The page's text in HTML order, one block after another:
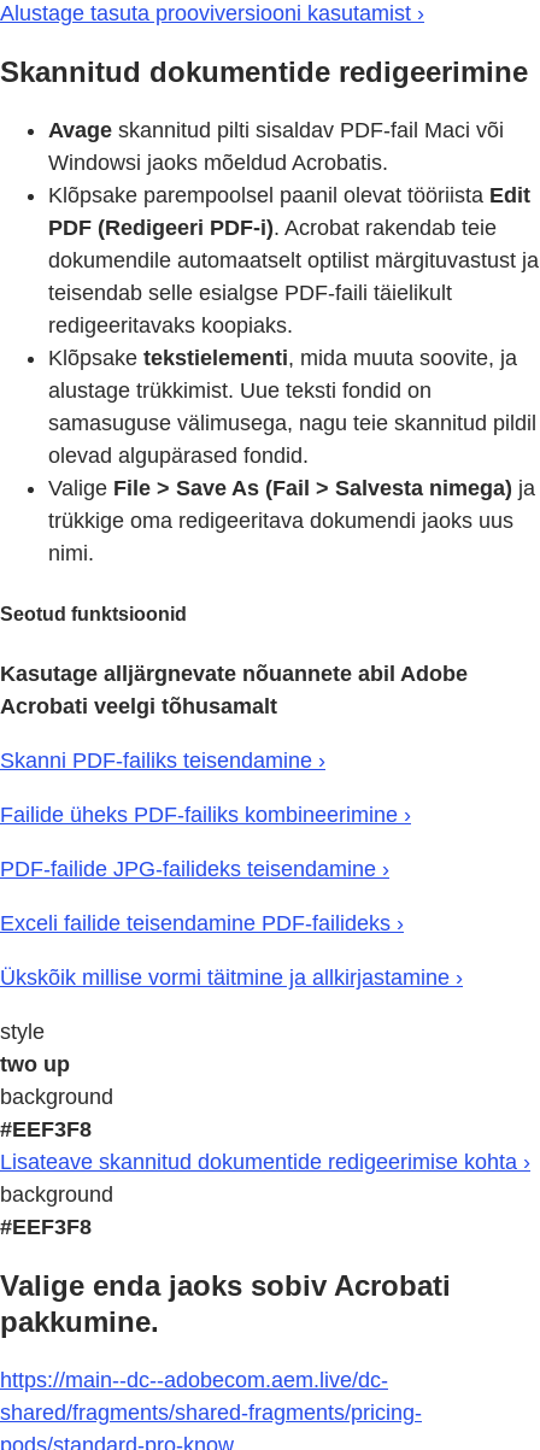
Alustage tasuta prooviversiooni kasutamist ›
Skannitud dokumentide redigeerimine
Avage skannitud pilti sisaldav PDF-fail Maci või
Windowsi jaoks mõeldud Acrobatis.
Klõpsake parempoolsel paanil olevat tööriista Edit
PDF (Redigeeri PDF-i). Acrobat rakendab teie
dokumendile automaatselt optilist märgituvastust ja
teisendab selle esialgse PDF-faili täielikult
redigeeritavaks koopiaks.
Klõpsake tekstielementi, mida muuta soovite, ja
alustage trükkimist. Uue teksti fondid on
samasuguse välimusega, nagu teie skannitud pildil
olevad algupärased fondid.
Valige File > Save As (Fail > Salvesta nimega) ja
trükkige oma redigeeritava dokumendi jaoks uus
nimi.
Seotud funktsioonid
Kasutage alljärgnevate nõuannete abil Adobe
Acrobati veelgi tõhusamalt
Skanni PDF-failiks teisendamine ›
Failide üheks PDF-failiks kombineerimine ›
PDF-failide JPG-failideks teisendamine ›
Exceli failide teisendamine PDF-failideks ›
Ükskõik millise vormi täitmine ja allkirjastamine ›
style
two up
background
#EEF3F8
Lisateave skannitud dokumentide redigeerimise kohta ›
background
#EEF3F8
Valige enda jaoks sobiv Acrobati
pakkumine.
https://main--dc--adobecom.aem.live/dc-
shared/fragments/shared-fragments/pricing-